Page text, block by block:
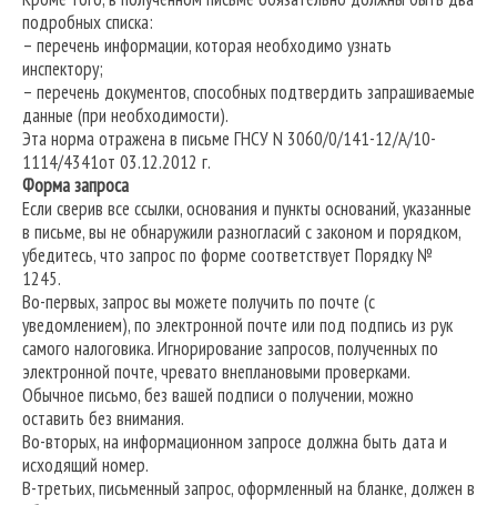
подробных списка:
– перечень информации, которая необходимо узнать
инспектору;
– перечень документов, способных подтвердить запрашиваемые
данные (при необходимости).
Эта норма отражена в письме ГНСУ N 3060/0/141-12/А/10-
1114/4341от 03.12.2012 г.
Форма запроса
Если сверив все ссылки, основания и пункты оснований, указанные
в письме, вы не обнаружили разногласий с законом и порядком,
убедитесь, что запрос по форме соответствует Порядку №
1245.
Во-первых, запрос вы можете получить по почте (с
уведомлением), по электронной почте или под подпись из рук
самого налоговика. Игнорирование запросов, полученных по
электронной почте, чревато внеплановыми проверками.
Обычное письмо, без вашей подписи о получении, можно
оставить без внимания.
Во-вторых, на информационном запросе должна быть дата и
исходящий номер.
В-третьих, письменный запрос, оформленный на бланке, должен в